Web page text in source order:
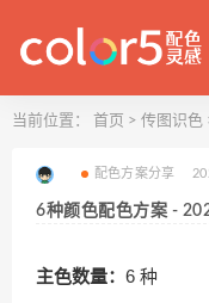
当前位置： 首页 > 传图识色
配色方案分享
6种颜色配色方案 -
主色数量： 6 种